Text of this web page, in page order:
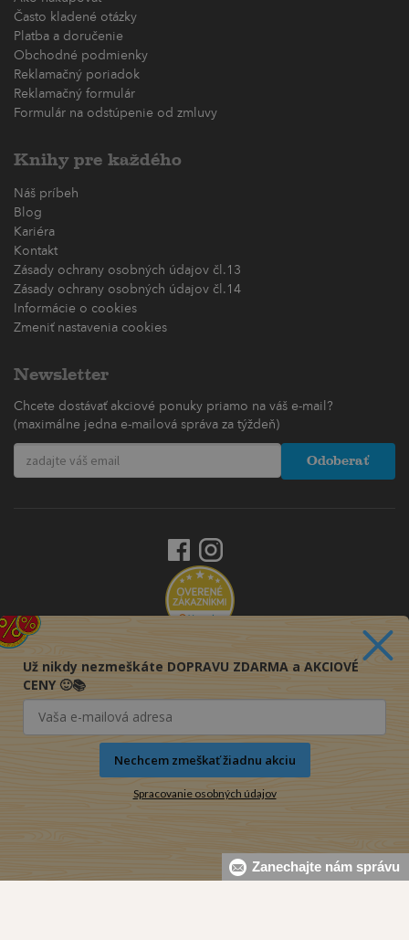
Často kladené otázky
Platba a doručenie
Obchodné podmienky
Reklamačný poriadok
Reklamačný formulár
Formulár na odstúpenie od zmluvy
Knihy pre každého
Náš príbeh
Blog
Kariéra
Kontakt
Zásady ochrany osobných údajov čl.13
Zásady ochrany osobných údajov čl.14
Informácie o cookies
Zmeniť nastavenia cookies
Newsletter
Chcete dostávať akciové ponuky priamo na váš e-mail?
(maximálne jedna e-mailová správa za týždeň)
Odoberať
Zanechajte nám správu
Už nikdy nezmeškáte DOPRAVU ZDARMA a AKCIOVÉ
CENY 🙂📚
Nechcem zmeškať žiadnu akciu
Spracovanie osobných údajov